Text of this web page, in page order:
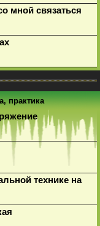
мной связаться
практика
технике на